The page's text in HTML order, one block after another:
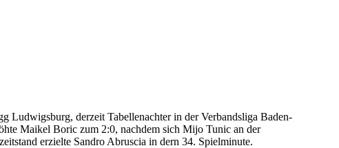
Ludwigsburg, derzeit Tabellenachter in der Verbandsliga Baden-
Maikel Boric zum 2:0, nachdem sich Mijo Tunic an der
erzielte Sandro Abruscia in dern 34. Spielminute.